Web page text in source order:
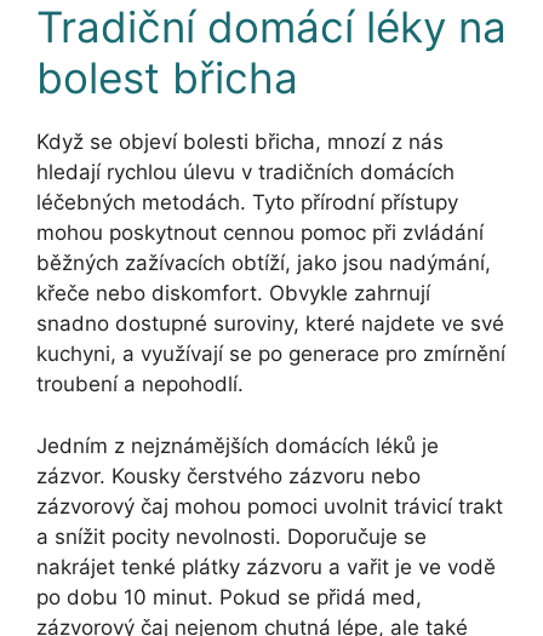
Tradiční domácí léky na
bolest břicha
Když se objeví bolesti břicha, mnozí z nás
hledají rychlou úlevu v tradičních domácích
léčebných metodách. Tyto přírodní přístupy
mohou poskytnout cennou pomoc při zvládání
běžných zažívacích obtíží, jako jsou nadýmání,
křeče nebo diskomfort. Obvykle zahrnují
snadno dostupné suroviny, které najdete ve své
kuchyni, a využívají se po generace pro zmírnění
troubení a nepohodlí.
Jedním z nejznámějších domácích léků je
zázvor. Kousky čerstvého zázvoru nebo
zázvorový čaj mohou pomoci uvolnit trávicí trakt
a snížit pocity nevolnosti. Doporučuje se
nakrájet tenké plátky zázvoru a vařit je ve vodě
po dobu 10 minut. Pokud se přidá med,
zázvorový čaj nejenom chutná lépe, ale také